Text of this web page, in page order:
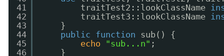
41
42
43
44
45
46
traitTest2::lookClassName
traitTest3::lookClassName
}
public
function
sub() {
echo
"sub...n" ;
}